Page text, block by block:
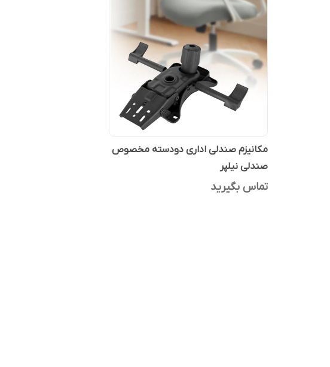
مکانیزم صندلی اداری دودسته مخصوص
صندلی نیلپر
تماس بگیرید